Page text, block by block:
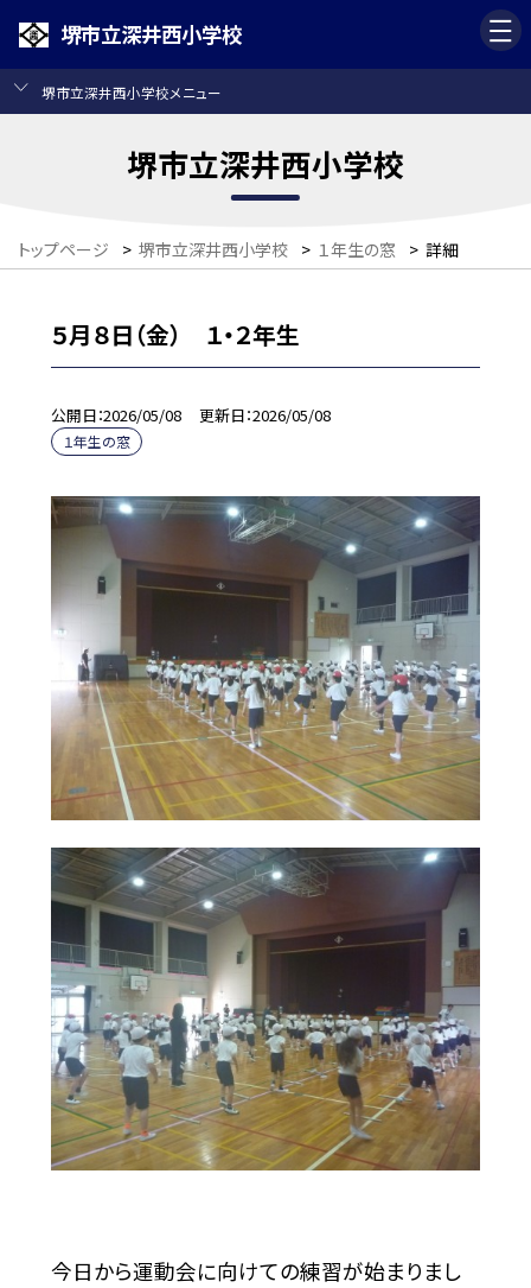
堺市立深井西小学校
堺市立深井西小学校メニュー
堺市立深井西小学校
トップページ > 堺市立深井西小学校 > １年生の窓 > 詳細
５月８日（金） １・２年生
公開日 2026/05/08 更新日 2026/05/08
１年生の窓
今日から運動会に向けての練習が始まりまし